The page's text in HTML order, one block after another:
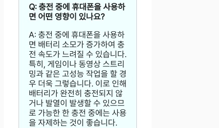
Q: 충전 중에 휴대폰을 사용하
면 어떤 영향이 있나요?
A: 충전 중에 휴대폰을 사용하
면 배터리 소모가 증가하여 충
전 속도가 느려질 수 있습니다.
특히, 게임이나 동영상 스트리
밍과 같은 고성능 작업을 할 경
우 더욱 그렇습니다. 이로 인해
배터리가 완전히 충전되지 않
거나 발열이 발생할 수 있으므
로 가능한 한 충전 중에는 사용
을 자제하는 것이 좋습니다.